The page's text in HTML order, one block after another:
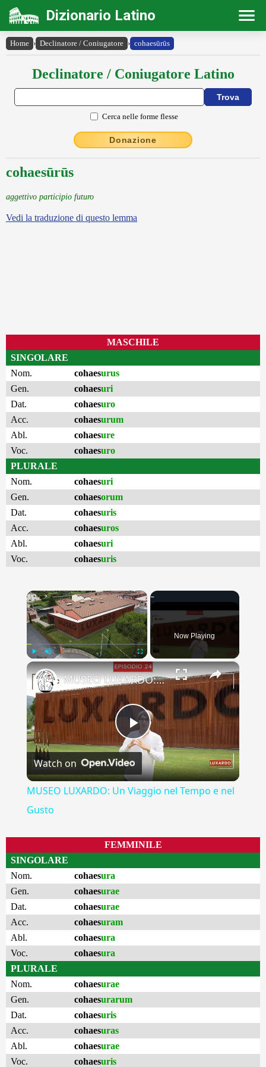
Dizionario Latino
Home › Declinatore / Coniugatore › cohaesūrūs
Declinatore / Coniugatore Latino
Cerca nelle forme flesse
Donazione
cohaesūrūs
aggettivo participio futuro
Vedi la traduzione di questo lemma
MASCHILE
SINGOLARE
Nom.
cohaesurus
Gen.
cohaesuri
Dat.
cohaesuro
Acc.
cohaesurum
Abl.
cohaesure
Voc.
cohaesuro
PLURALE
Nom.
cohaesuri
Gen.
cohaesorum
Dat.
cohaesuris
Acc.
cohaesuros
Abl.
cohaesuri
Voc.
cohaesuris
×
Fullscreen
Now Playing
×
Play
Video
MUSEO LUXARDO: Un Viaggio nel Tempo e nel Gusto
Watch on
MUSEO LUXARDO: Un Viaggio nel Tempo e nel
Gusto
FEMMINILE
SINGOLARE
Nom.
cohaesura
Gen.
cohaesurae
Dat.
cohaesurae
Acc.
cohaesuram
Abl.
cohaesura
Voc.
cohaesura
PLURALE
Nom.
cohaesurae
Gen.
cohaesurarum
Dat.
cohaesuris
Acc.
cohaesuras
Abl.
cohaesurae
Voc.
cohaesuris